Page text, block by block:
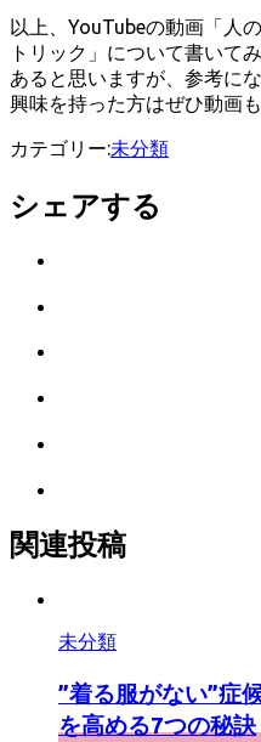
以上、YouTubeの動画「人
トリック」について書いて
あると思いますが、参考に
興味を持った方はぜひ動画
カテゴリー:未分類
シェアする
に
保
購
読
関連投稿
未分類
”着る服がない”症
を高める7つの秘訣